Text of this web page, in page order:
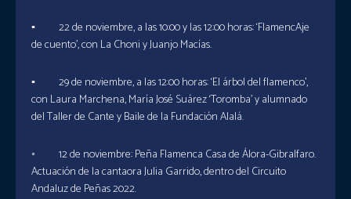
▪ 22 de noviembre, a las 10:00 y las 12:00 horas: ‘FlamencAje
de cuento’, con La Choni y Juanjo Macías.
▪ 29 de noviembre, a las 12:00 horas: ‘El árbol del flamenco’,
con Laura Marchena, María José Suárez ‘Toromba’ y alumnado
del Taller de Cante y Baile de la Fundación Alalá.
◦ 12 de noviembre: Peña Flamenca Casa de Álora-Gibralfaro.
Actuación de la cantaora Julia Garrido, dentro del Circuito
Andaluz de Peñas 2022.